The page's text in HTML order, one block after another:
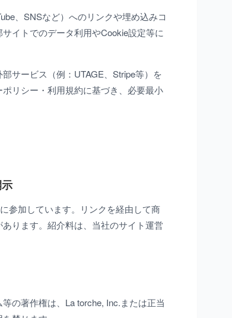
、SNSなど）へのリンクや埋め込みコ
イトでのデータ利用やCookie設定等に
サービス（例：UTAGE、Stripe等）を
リシー・利用規約に基づき、必要最小
参加しています。リンクを経由して商
ります。紹介料は、当社のサイト運営
の著作権は、La torche, Inc.または正当